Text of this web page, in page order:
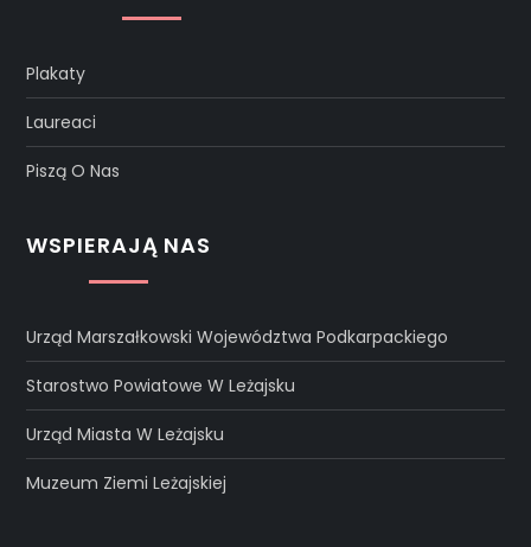
Plakaty
Laureaci
Piszą O Nas
WSPIERAJĄ NAS
Urząd Marszałkowski Województwa Podkarpackiego
Starostwo Powiatowe W Leżajsku
Urząd Miasta W Leżajsku
Muzeum Ziemi Leżajskiej